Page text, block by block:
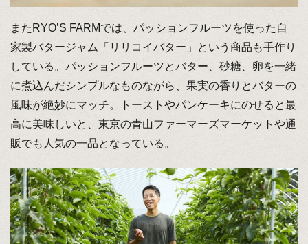
またRYO’S FARMでは、パッションフルーツを使った自
家製バタージャム「リリコイバター」という商品も手作り
している。パッションフルーツとバター、砂糖、卵を一緒
に煮込んだシンプルなものながら、果実の香りとバターの
風味が絶妙にマッチ。トーストやパンケーキにのせると最
高に美味しいと、東京の青山ファーマーズマーケットや通
販でも人気の一品となっている。